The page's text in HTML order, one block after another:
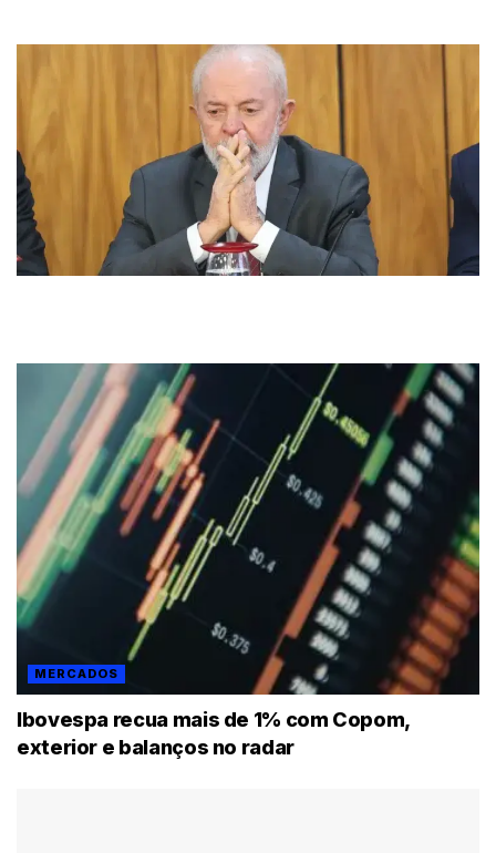
MERCADOS
Ibovespa recua mais de 1% com Copom,
exterior e balanços no radar